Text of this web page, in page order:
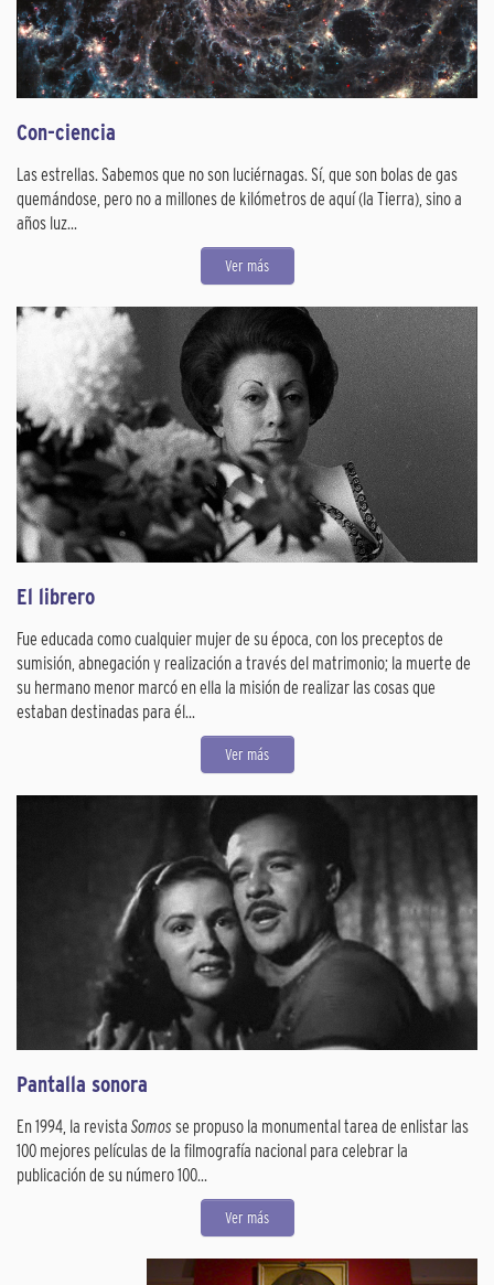
Con-ciencia
Las estrellas. Sabemos que no son luciérnagas. Sí, que son bolas de gas
quemándose, pero no a millones de kilómetros de aquí (la Tierra), sino a
años luz...
Ver más
El librero
Fue educada como cualquier mujer de su época, con los preceptos de
sumisión, abnegación y realización a través del matrimonio; la muerte de
su hermano menor marcó en ella la misión de realizar las cosas que
estaban destinadas para él...
Ver más
Pantalla sonora
En 1994, la revista Somos se propuso la monumental tarea de enlistar las
100 mejores películas de la filmografía nacional para celebrar la
publicación de su número 100...
Ver más